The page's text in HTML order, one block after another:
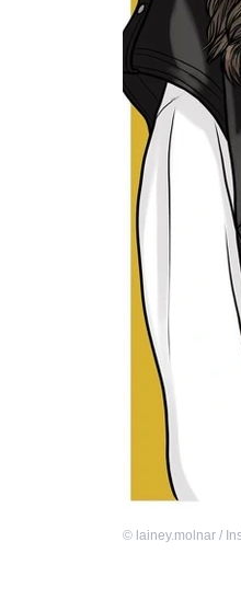
© lainey.molnar /